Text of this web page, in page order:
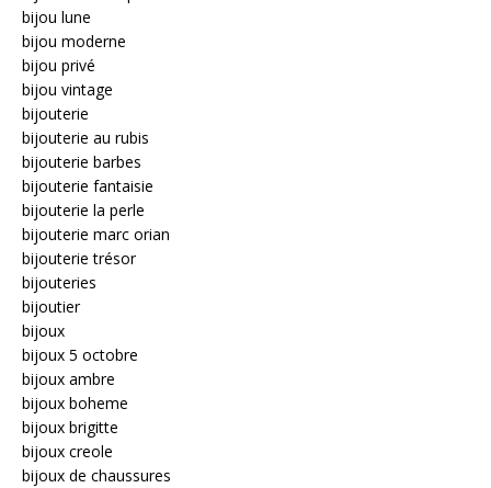
bijou lune
bijou moderne
bijou privé
bijou vintage
bijouterie
bijouterie au rubis
bijouterie barbes
bijouterie fantaisie
bijouterie la perle
bijouterie marc orian
bijouterie trésor
bijouteries
bijoutier
bijoux
bijoux 5 octobre
bijoux ambre
bijoux boheme
bijoux brigitte
bijoux creole
bijoux de chaussures